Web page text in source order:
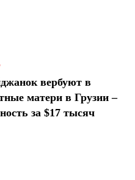
вербуют в
матери в Грузии –
за $17 тысяч